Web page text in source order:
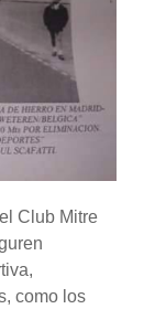
Club Mitre
como los